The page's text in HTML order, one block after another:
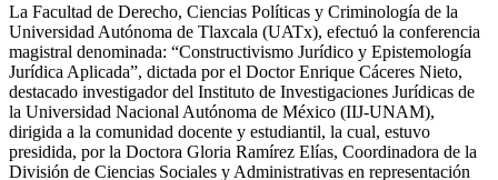
La Facultad de Derecho, Ciencias Políticas y Criminología de la
Universidad Autónoma de Tlaxcala (UATx), efectuó la conferencia
magistral denominada: “Constructivismo Jurídico y Epistemología
Jurídica Aplicada”, dictada por el Doctor Enrique Cáceres Nieto,
destacado investigador del Instituto de Investigaciones Jurídicas de
la Universidad Nacional Autónoma de México (IIJ-UNAM),
dirigida a la comunidad docente y estudiantil, la cual, estuvo
presidida, por la Doctora Gloria Ramírez Elías, Coordinadora de la
División de Ciencias Sociales y Administrativas en representación